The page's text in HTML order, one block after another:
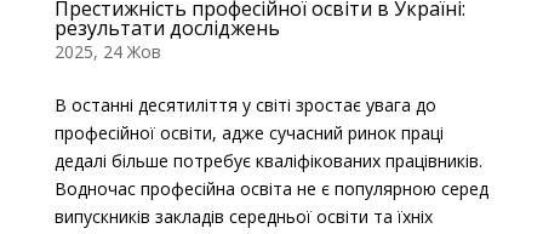
Престижність професійної освіти в Україні:
результати досліджень
2025, 24 Жов
В останні десятиліття у світі зростає увага до
професійної освіти, адже сучасний ринок праці
дедалі більше потребує кваліфікованих працівників.
Водночас професійна освіта не є популярною серед
випускників закладів середньої освіти та їхніх